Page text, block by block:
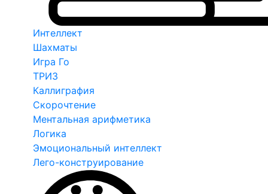
Интеллект
Шахматы
Игра Го
ТРИЗ
Каллиграфия
Скорочтение
Ментальная арифметика
Логика
Эмоциональный интеллект
Лего-конструирование